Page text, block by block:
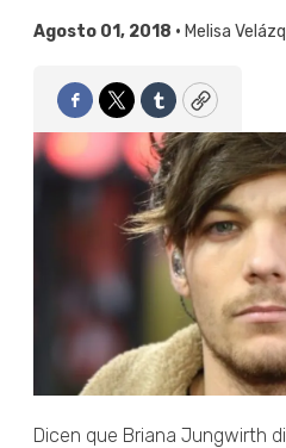
Agosto 01, 2018 • Melisa
Facebook
TwitterTumblrCopy
Dicen que Briana Jungwirth